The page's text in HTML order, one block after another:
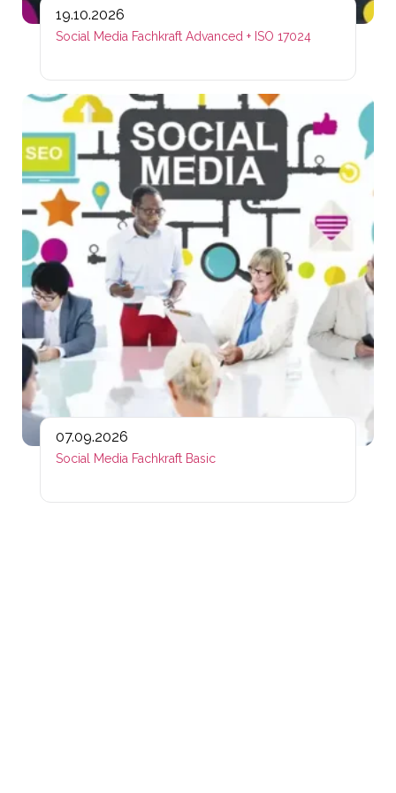
19.10.2026
Social Media Fachkraft Advanced + ISO 17024
07.09.2026
Social Media Fachkraft Basic